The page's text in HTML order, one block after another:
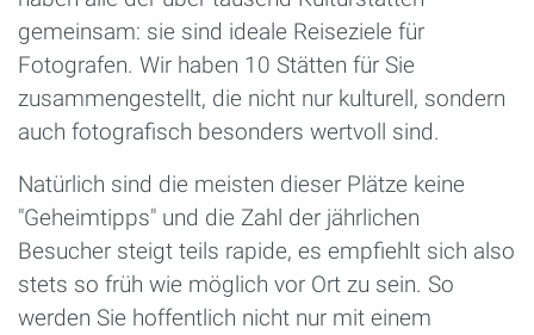
gemeinsam: sie sind ideale Reiseziele für
Fotografen. Wir haben 10 Stätten für Sie
zusammengestellt, die nicht nur kulturell, sondern
auch fotografisch besonders wertvoll sind.
Natürlich sind die meisten dieser Plätze keine
"Geheimtipps" und die Zahl der jährlichen
Besucher steigt teils rapide, es empfiehlt sich also
stets so früh wie möglich vor Ort zu sein. So
werden Sie hoffentlich nicht nur mit einem